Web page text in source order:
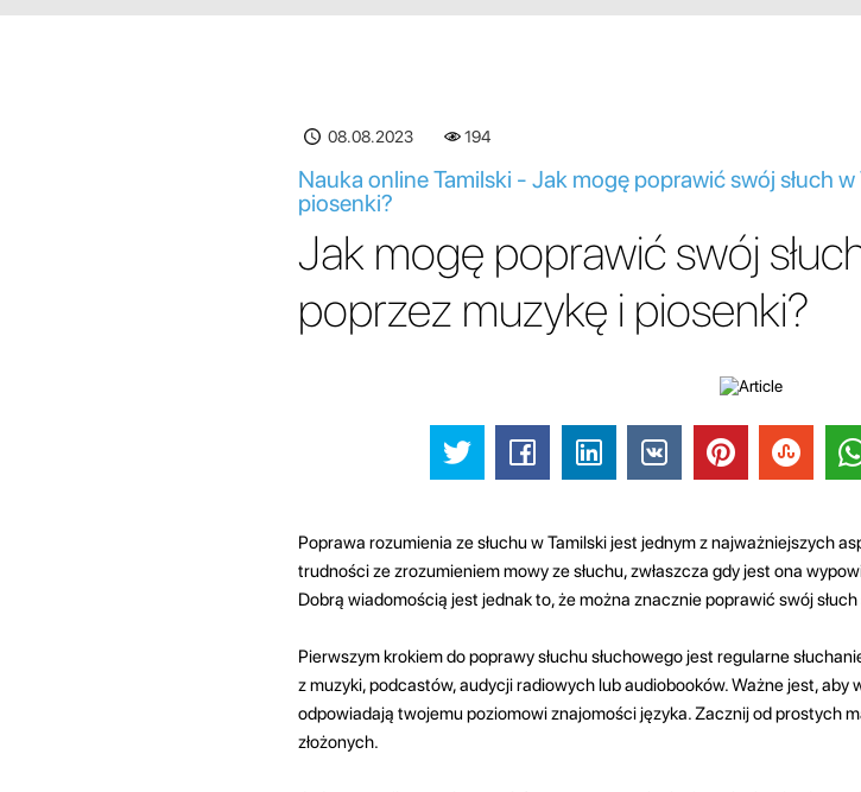
08.08.2023 194
Nauka online Tamilski - Jak mogę poprawić swój słuch
piosenki?
Jak mogę poprawić swój
poprzez muzykę i piosenki?
Poprawa rozumienia ze słuchu w Tamilski jest jednym z najważniejszych
trudności ze zrozumieniem mowy ze słuchu, zwłaszcza gdy jest ona
Dobrą wiadomością jest jednak to, że można znacznie poprawić swój
Pierwszym krokiem do poprawy słuchu słuchowego jest regularne
z muzyki, podcastów, audycji radiowych lub audiobooków. Ważne jest, aby
odpowiadają twojemu poziomowi znajomości języka. Zacznij od prostych
złożonych.